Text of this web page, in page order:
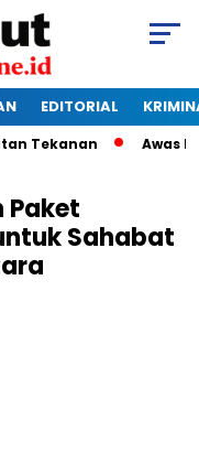
EDITORIAL
Awas
Paket
Sahabat